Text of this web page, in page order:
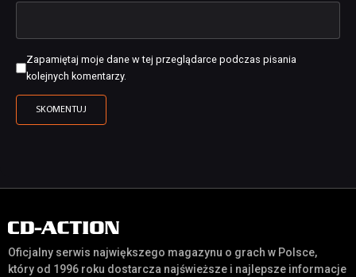
Zapamiętaj moje dane w tej przeglądarce podczas pisania
kolejnych komentarzy.
Oficjalny serwis największego magazynu o grach w Polsce,
który od 1996 roku dostarcza najświeższe i najlepsze informacje